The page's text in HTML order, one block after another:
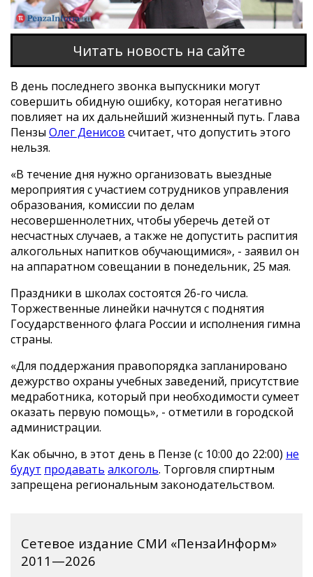
Читать новость на сайте
В день последнего звонка выпускники могут
совершить обидную ошибку, которая негативно
повлияет на их дальнейший жизненный путь. Глава
ПензыОлег Денисов считает, что допустить этого
нельзя.
«В течение дня нужно организовать выездные
мероприятия с участием сотрудников управления
образования, комиссии по делам
несовершеннолетних, чтобы уберечь детей от
несчастных случаев, а также не допустить распития
алкогольных напитков обучающимися», - заявил он
на аппаратном совещании в понедельник, 25 мая.
Праздники в школах состоятся 26-го числа.
Торжественные линейки начнутся с поднятия
Государственного флага России и исполнения гимна
страны.
«Для поддержания правопорядка запланировано
дежурство охраны учебных заведений, присутствие
медработника, который при необходимости сумеет
оказать первую помощь», - отметили в городской
администрации.
Как обычно, в этот день в Пензе (с 10:00 до 22:00) не
будут продавать алкоголь. Торговля спиртным
запрещена региональным законодательством.
Сетевое издание СМИ «ПензаИнформ»
2011—2026